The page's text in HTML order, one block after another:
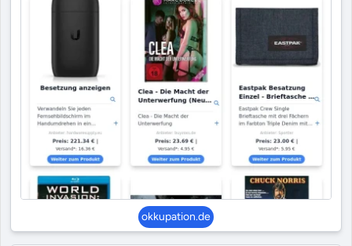
okkupation.de